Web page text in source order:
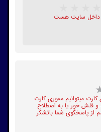
داخل سایت هست
کارت میتوانیم مموری کارت
و فلش خور یا به اصطلاح
از پاسخگوی شما باتشکر